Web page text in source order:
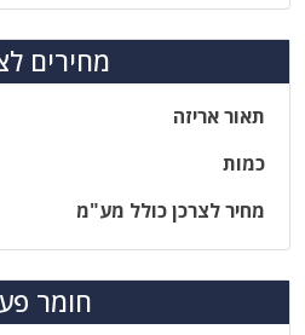
מחירים
תאור אריזה
כמות
מחיר לצרכן כולל מע"מ
חומר